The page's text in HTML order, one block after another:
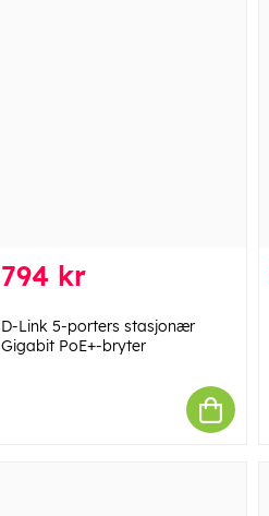
794 kr
D-Link 5-porters stasjonær
Gigabit PoE+-bryter